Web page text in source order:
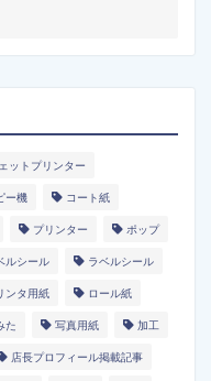
ットプリンター
ー機 コート紙
プリンター ポップ
ルシール ラベルシール
ンタ用紙 ロール紙
た 写真用紙 加工
店長プロフィール掲載記事